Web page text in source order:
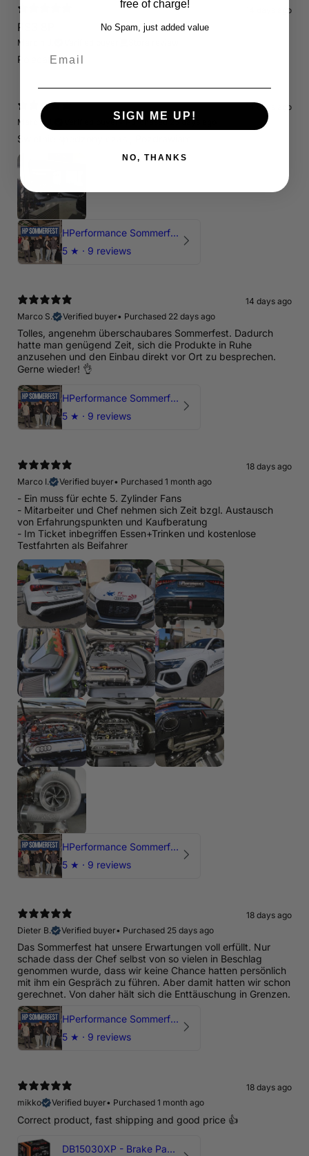
14 days ago
RS3 8P
Marcin J.
Polecam !
14 days ago
Marcin J.
Verified buyer• Purchased 25 days ago
Świetnie spedzony czas , Pozdrawiam
HPerformance Sommerfest 2026
5 ★ · 9 reviews
14 days ago
Marco S.
Verified buyer• Purchased 22 days ago
Tolles, angenehm überschaubares Sommerfest. Dadurch
hatte man genügend Zeit, sich die Produkte in Ruhe
anzusehen und den Einbau direkt vor Ort zu besprechen.
Gerne wieder! 👌
HPerformance Sommerfest 2026
5 ★ · 9 reviews
18 days ago
Marco I.
Verified buyer• Purchased 1 month ago
- Ein muss für echte 5. Zylinder Fans
- Mitarbeiter und Chef nehmen sich Zeit bzgl. Austausch
von Erfahrungspunkten und Kaufberatung
- Im Ticket inbegriffen Essen+Trinken und kostenlose
Testfahrten als Beifahrer
HPerformance Sommerfest 2026
5 ★ · 9 reviews
18 days ago
Dieter B.
Verified buyer• Purchased 25 days ago
Das Sommerfest hat unsere Erwartungen voll erfüllt. Nur
schade dass der Chef selbst von so vielen in Beschlag
genommen wurde, dass wir keine Chance hatten persönlich
mit ihm ein Gespräch zu führen. Aber damit hatten wir schon
gerechnet. Von daher hält sich die Enttäuschung in Grenzen.
HPerformance Sommerfest 2026
5 ★ · 9 reviews
18 days ago
mikko
Verified buyer• Purchased 1 month ago
Correct product, fast shipping and good price 👍
DB15030XP - Brake Pads Xtreme Performance | Front Axle
free of charge!
No Spam, just added value
SIGN ME UP!
NO, THANKS